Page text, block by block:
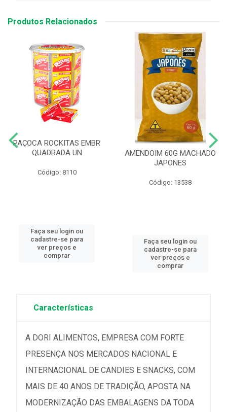
Produtos Relacionados
PAÇOCA ROCKITAS EMBR
QUADRADA UN
Código: 8110
Faça seu login ou
cadastre-se para
ver preços e
comprar
AMENDOIM 60G MACHADO
JAPONES
Código: 13538
Faça seu login ou
cadastre-se para
ver preços e
comprar
Características
A DORI ALIMENTOS, EMPRESA COM FORTE
PRESENÇA NOS MERCADOS NACIONAL E
INTERNACIONAL DE CANDIES E SNACKS, COM
MAIS DE 40 ANOS DE TRADIÇÃO, APOSTA NA
MODERNIZAÇÃO DAS EMBALAGENS DA TODA